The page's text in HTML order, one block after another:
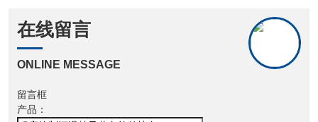
在线留言
ONLINE MESSAGE
留言框
产品：